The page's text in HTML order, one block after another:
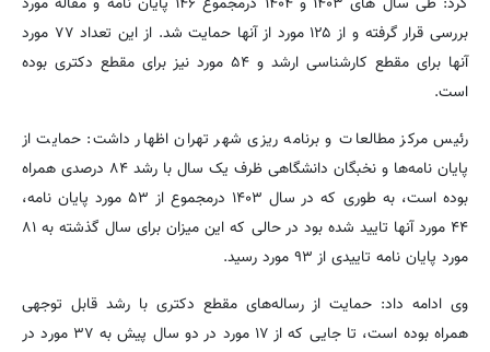
بررسی قرار گرفته و از ۱۲۵ مورد از آنها حمایت شد. از این تعداد ۷۷ مورد
آنها برای مقطع کارشناسی ارشد و ۵۴ مورد نیز برای مقطع دکتری بوده
است.
رئیس مرکز مطالعات و برنامه ریزی شهر تهران اظهار داشت: حمایت از
پایان نامه‌ها و نخبگان دانشگاهی ظرف یک سال با رشد ۸۴ درصدی همراه
بوده است، به طوری که در سال ۱۴۰۳ درمجموع از ۵۳ مورد پایان نامه،
۴۴ مورد آنها تایید شده بود در حالی که این میزان برای سال گذشته به ۸۱
مورد پایان نامه تاییدی از ۹۳ مورد رسید.
وی ادامه داد: حمایت از رساله‌های مقطع دکتری با رشد قابل توجهی
همراه بوده است، تا جایی که از ۱۷ مورد در دو سال پیش به ۳۷ مورد در